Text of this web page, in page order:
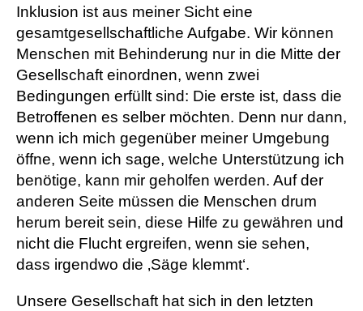
Inklusion ist aus meiner Sicht eine
gesamtgesellschaftliche Aufgabe. Wir können
Menschen mit Behinderung nur in die Mitte der
Gesellschaft einordnen, wenn zwei
Bedingungen erfüllt sind: Die erste ist, dass die
Betroffenen es selber möchten. Denn nur dann,
wenn ich mich gegenüber meiner Umgebung
öffne, wenn ich sage, welche Unterstützung ich
benötige, kann mir geholfen werden. Auf der
anderen Seite müssen die Menschen drum
herum bereit sein, diese Hilfe zu gewähren und
nicht die Flucht ergreifen, wenn sie sehen,
dass irgendwo die ‚Säge klemmt‘.
Unsere Gesellschaft hat sich in den letzten